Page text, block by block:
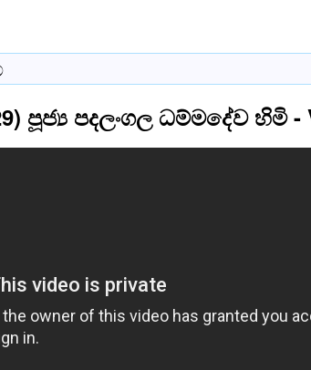
පූජ්‍ය පදලංගල ධම්මදේව හිමි -